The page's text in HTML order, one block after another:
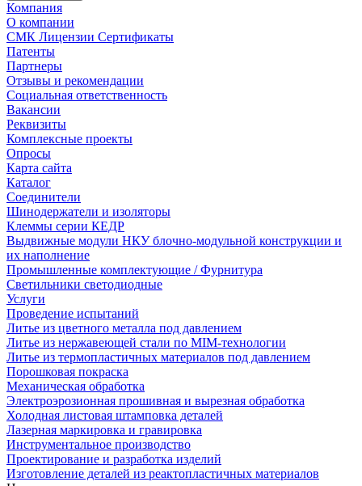
Компания
О компании
СМК Лицензии Сертификаты
Патенты
Партнеры
Отзывы и рекомендации
Социальная ответственность
Вакансии
Реквизиты
Комплексные проекты
Опросы
Карта сайта
Каталог
Соединители
Шинодержатели и изоляторы
Клеммы серии КЕДР
Выдвижные модули НКУ блочно-модульной конструкции и
их наполнение
Промышленные комплектующие / Фурнитура
Светильники светодиодные
Услуги
Проведение испытаний
Литье из цветного металла под давлением
Литье из нержавеющей стали по MIM-технологии
Литье из термопластичных материалов под давлением
Порошковая покраска
Механическая обработка
Электроэрозионная прошивная и вырезная обработка
Холодная листовая штамповка деталей
Лазерная маркировка и гравировка
Инструментальное производство
Проектирование и разработка изделий
Изготовление деталей из реактопластичных материалов